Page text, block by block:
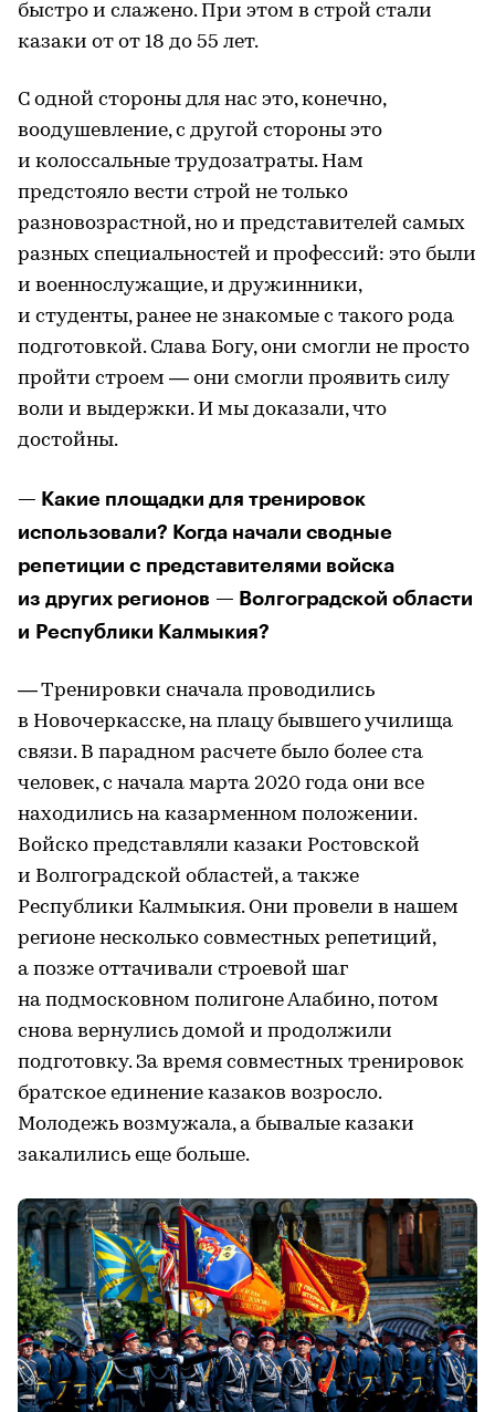
быстро и слажено. При этом в строй стали
казаки от от 18 до 55 лет.
С одной стороны для нас это, конечно,
воодушевление, с другой стороны это
и колоссальные трудозатраты. Нам
предстояло вести строй не только
разновозрастной, но и представителей самых
разных специальностей и профессий: это были
и военнослужащие, и дружинники,
и студенты, ранее не знакомые с такого рода
подготовкой. Слава Богу, они смогли не просто
пройти строем — они смогли проявить силу
воли и выдержки. И мы доказали, что
достойны.
— Какие площадки для тренировок
использовали? Когда начали сводные
репетиции с представителями войска
из других регионов — Волгоградской области
и Республики Калмыкия?
— Тренировки сначала проводились
в Новочеркасске, на плацу бывшего училища
связи. В парадном расчете было более ста
человек, с начала марта 2020 года они все
находились на казарменном положении.
Войско представляли казаки Ростовской
и Волгоградской областей, а также
Республики Калмыкия. Они провели в нашем
регионе несколько совместных репетиций,
а позже оттачивали строевой шаг
на подмосковном полигоне Алабино, потом
снова вернулись домой и продолжили
подготовку. За время совместных тренировок
братское единение казаков возросло.
Молодежь возмужала, а бывалые казаки
закалились еще больше.